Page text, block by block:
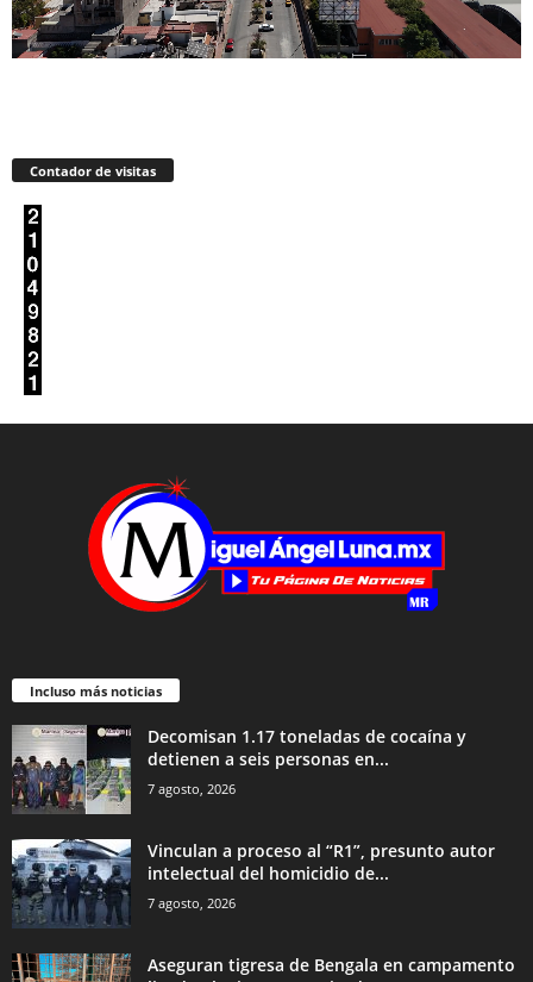
Contador de visitas
Incluso más noticias
Decomisan 1.17 toneladas de cocaína y
detienen a seis personas en...
7 agosto, 2026
Vinculan a proceso al “R1”, presunto autor
intelectual del homicidio de...
7 agosto, 2026
Aseguran tigresa de Bengala en campamento